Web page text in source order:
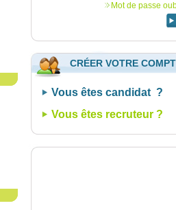
Mot de passe
CRÉER VOTRE
Vous êtes candidat ?
Vous êtes recruteur ?